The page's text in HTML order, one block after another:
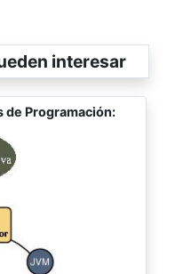
interesar
de Programación: